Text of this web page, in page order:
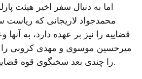
اما به دنبال سفر اخیر هیئت
محمدجواد لاریجانی که ریاست
قضاییه را نیز بر عهده دارد، به آنها
میرحسین موسوی و مهدی کروبی را
را چندی بعد سخنگوی قوه قضاییه ایران تکذیب کرد.